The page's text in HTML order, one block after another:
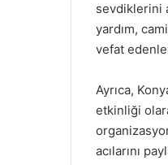
sevdiklerini
yardım,
vefat
Ayrıca,
etkinliği
acılarını